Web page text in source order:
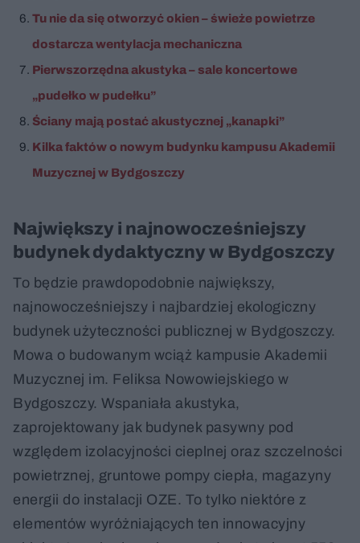
Tu nie da się otworzyć okien – świeże powietrze
dostarcza wentylacja mechaniczna
Pierwszorzędna akustyka – sale koncertowe
„pudełko w pudełku”
Ściany mają postać akustycznej „kanapki”
Kilka faktów o nowym budynku kampusu Akademii
Muzycznej w Bydgoszczy
Największy i najnowocześniejszy
budynek dydaktyczny w Bydgoszczy
To będzie prawdopodobnie największy,
najnowocześniejszy i najbardziej ekologiczny
budynek użyteczności publicznej w Bydgoszczy.
Mowa o budowanym wciąż kampusie Akademii
Muzycznej im. Feliksa Nowowiejskiego w
Bydgoszczy. Wspaniała akustyka,
zaprojektowany jak budynek pasywny pod
względem izolacyjności cieplnej oraz szczelności
powietrznej, gruntowe pompy ciepła, magazyny
energii do instalacji OZE. To tylko niektóre z
elementów wyróżniających ten innowacyjny